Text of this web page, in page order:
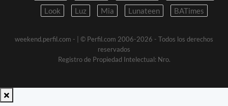
Look
Luz Mia Lunateen BATimes
weekend.perfil.com -
| © Perfil.com 2006-2026 - Todos los derechos
reservados
Registro de Propiedad Intelectual: Nro.